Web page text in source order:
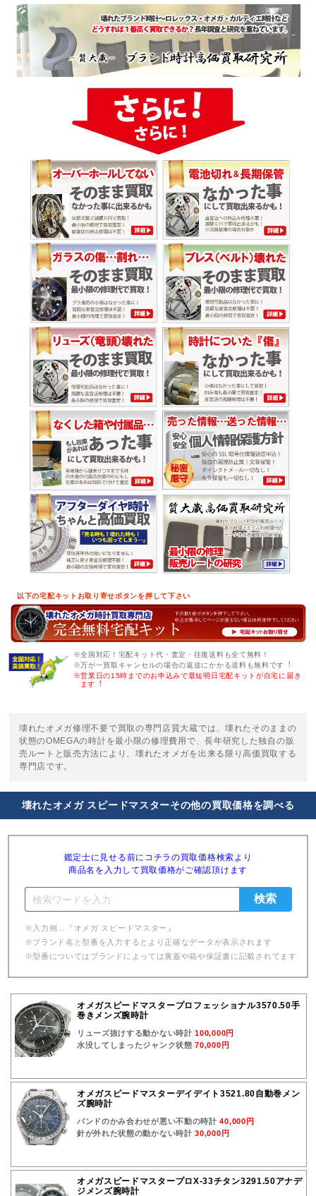
以下の宅配キットお取り寄せボタンを押して下さい
※全国対応！宅配キット代・査定・往復送料も全て無料！
※万が一買取キャンセルの場合の返送にかかる送料も無料です︕
※営業日の15時までのお申込みで最短明日宅配キットが自宅に届き
ます︕
壊れたオメガ修理不要で買取の専門店質大蔵では、壊れたそのままの
状態のOMEGAの時計を最小限の修理費用で、長年研究した独自の販
売ルートと販売方法により、壊れたオメガを出来る限り高価買取する
専門店です。
壊れたオメガ スピードマスターその他の買取価格を調べる
鑑定士に見せる前にコチラの買取価格検索より
商品名を入力して買取価格がご確認頂けます
※入力例…『オメガ スピードマスター』
※ブランド名と型番を入力するとより正確なデータが表示されます
※型番についてはブランドによっては裏蓋や箱や保証書に記載されてます
オメガスピードマスタープロフェッショナル3570.50手
巻きメンズ腕時計
リューズ抜けする動かない時計100,000円
水没してしまったジャンク状態70,000円
オメガスピードマスターデイデイト3521.80自動巻メン
ズ腕時計
バンドのかみ合わせが悪い不動の時計40,000円
針が外れた状態の動かない時計30,000円
オメガスピードマスタープロX-33チタン3291.50アナデ
ジメンズ腕時計